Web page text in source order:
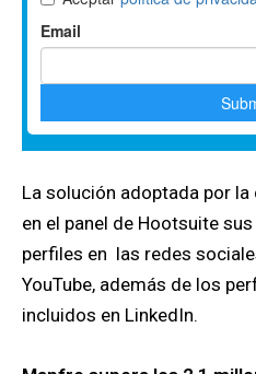
La solución adoptada por
en el panel de Hootsuite
perfiles en las redes
YouTube, además de los
incluidos en LinkedIn.